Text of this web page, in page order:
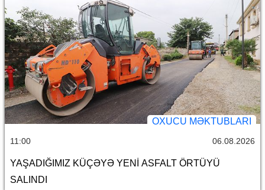
OXUCU MƏKTUBLARI
11:00 06.08.2026
YAŞADIĞIMIZ KÜÇƏYƏ YENİ ASFALT ÖRTÜYÜ
SALINDI